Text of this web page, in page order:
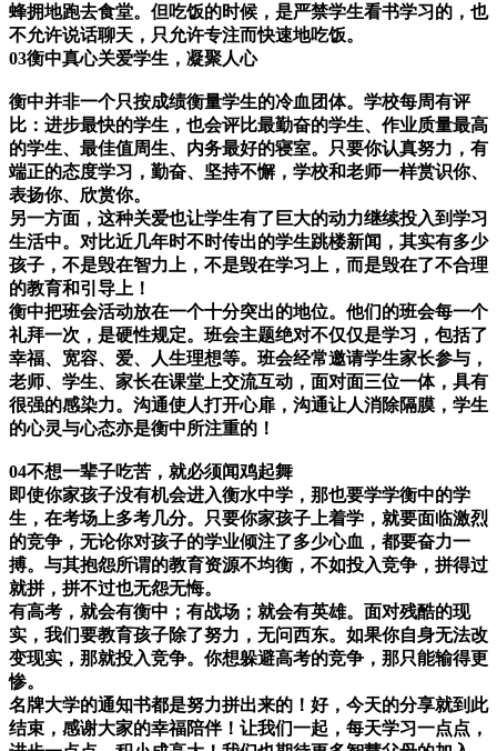
蜂拥地跑去食堂。但吃饭的时候，是严禁学生看书学习的 ，也
不允许说话聊天，只允许专注而快速地吃饭。
03衡中真心关爱学生，凝聚人心
衡中并非一个只按成绩衡量学生的冷血团体。学校每周有评
比：进步最快的学生，也会评比最勤奋的学生、作业质量最高
的学生、最佳值周生、内务最好的寝室。只要你认真努力，有
端正的态度学习，勤奋、坚持不懈，学校和老师一样赏识你、
表扬你、欣赏你。
另一方面，这种关爱也让学生有了巨大的动力继续投入到学习
生活中。对比近几年时不时传出的学生跳楼新闻，其实有多少
孩子，不是毁在智力上，不是毁在学习上，而是毁在了不合理
的教育和引导上！
衡中把班会活动放在一个十分突出的地位。他们的班会每一个
礼拜一次，是硬性规定。班会主题绝对不仅仅是学习，包括了
幸福、宽容、爱、人生理想等。班会经常邀请学生家长参与，
老师、学生、家长在课堂上交流互动，面对面三位一体，具有
很强的感染力。沟通使人打开心扉，沟通让人消除隔膜，学生
的心灵与心态亦是衡中所注重的！
04不想一辈子吃苦，就必须闻鸡起舞
即使你家孩子没有机会进入衡水中学，那也要学学衡中的学
生，在考场上多考几分。只要你家孩子上着学，就要面临激烈
的竞争，无论你对孩子的学业倾注了多少心血，都要奋力一
搏。与其抱怨所谓的教育资源不均衡，不如投入竞争，拼得过
就拼，拼不过也无怨无悔。
有高考，就会有衡中；有战场；就会有英雄。面对残酷的现
实，我们要教育孩子除了努力，无问西东。如果你自身无法改
变现实，那就投入竞争。你想躲避高考的竞争，那只能输得更
惨。
名牌大学的通知书都是努力拼出来的！好，今天的分享就到此
结束，感谢大家的幸福陪伴！让我们一起，每天学习一点点，